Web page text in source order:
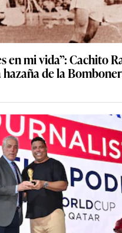
en mi vida”: Cachito
de la